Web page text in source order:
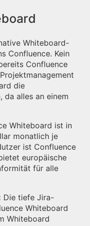
Whiteboard-
Confluence. Kein
Confluence
die
da alles an einem
Whiteboard ist in
monatlich je
ist Confluence
europäische
für alle
Die tiefe Jira-
Whiteboard
Whiteboard